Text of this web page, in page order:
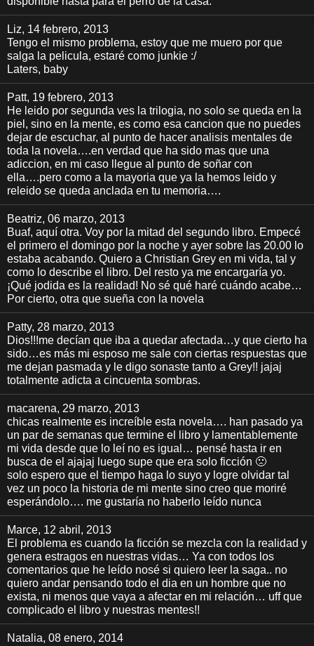
Liz, 14 febrero, 2013
Tengo el mismo problema, estoy que me muero por que
salga la pelicula, estaré como junkie :/
Laters, baby
Patt, 19 febrero, 2013
He leido por segunda ves la trilogia, no solo se queda en la
piel, sino en la mente, es como esa cancion que no puedes
dejar de escuchar, al punto de hacer analisis mentales de
toda la novela….en verdad que ha sido mas que una
adiccion, en mi caso llegue al punto de soñar con
ella….pero como a la mayoria que ya la hemos leido y
releido se queda anclada en tu memoria….
Beatriz, 06 marzo, 2013
Buaf, aquí otra. Voy por la mitad del segundo libro. Empecé
el primero el domingo por la noche y ayer sobre las 20.00 lo
estaba acabando. Quiero a Christian Grey en mi vida, tal y
como lo describe el libro. Del resto ya me encargaría yo.
¡Qué jodida es la realidad! No sé qué haré cuándo acabe…
Por cierto, otra que sueña con la novela
Patty, 28 marzo, 2013
Dios!!!me decían que iba a quedar afectada…y que cierto ha
sido…es más mi esposo me sale con ciertas respuestas que
me dejan pasmada y le digo sonaste tanto a Grey!! jajaj
totalmente adicta a cincuenta sombras.
macarena, 29 marzo, 2013
chicas realmente es increíble esta novela…. han pasado ya
un par de semanas que termine el libro y lamentablemente
mi vida desde que lo leí no es igual… pensé hasta ir en
busca de el ajajaj luego supe que era solo ficción 🙁
solo espero que el tiempo haga lo suyo y logre olvidar tal
vez un poco la historia de mi mente sino creo que moriré
esperándolo…. me gustaría no haberlo leído nunca
Marce, 12 abril, 2013
El problema es cuando la ficción se mezcla con la realidad y
genera estragos en nuestras vidas… Ya con todos los
comentarios que he leído nosé si quiero leer la saga.. no
quiero andar pensando todo el dia en un hombre que no
exista, ni menos que vaya a afectar en mi relación… uff que
complicado el libro y nuestras mentes!!
Natalia, 08 enero, 2014